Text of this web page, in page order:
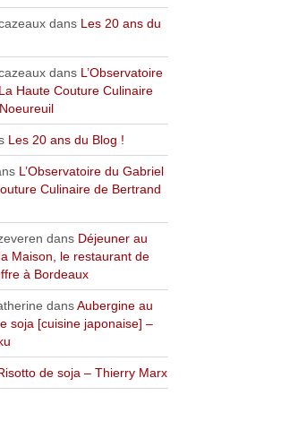
dans Les 20 ans du
dans L’Observatoire
Haute Couture Culinaire
Les 20 ans du Blog !
L’Observatoire du Gabriel
Culinaire de Bertrand
dans Déjeuner au
Maison, le restaurant de
à Bordeaux
dansAubergine au
soja [cuisine japonaise] –
de soja – Thierry Marx